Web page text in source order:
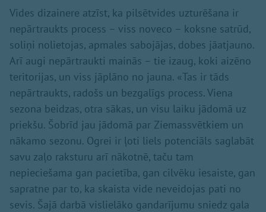
Vides dizainere atzīst, ka pilsētvides uzturēšana ir
nepārtraukts process – viss noveco – koksne satrūd,
soliņi nolietojas, apmales sabojājas, dobes jāatjauno.
Arī augi nepārtraukti mainās – tie izaug, koki aizēno
teritorijas, un viss jāplāno no jauna. «Tas ir tāds
nepārtraukts, radošs un bezgalīgs process. Viena
sezona beidzas, otra sākas, un visu laiku jādomā uz
priekšu. Šobrīd jau jādomā par Ziemassvētkiem un
nākamo sezonu. Ogrei ir ļoti liels potenciāls saglabāt
savu zaļo raksturu arī nākotnē, taču tam
nepieciešama gan pacietība, gan cilvēku iesaiste, gan
sapratne par to, ka skaista vide neveidojas pati no
sevis. Šajā darbā vislielāko gandarījumu sniedz gala